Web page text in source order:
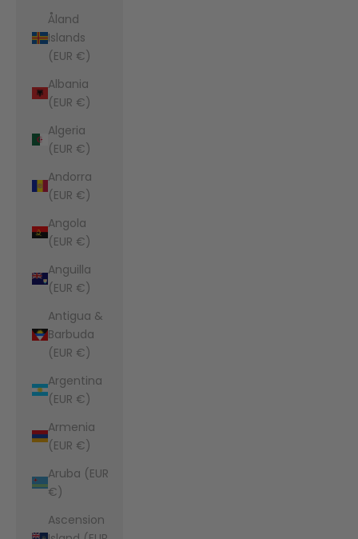
Åland
Islands
(EUR €)
Albania
(EUR €)
Algeria
(EUR €)
Andorra
(EUR €)
Angola
(EUR €)
Anguilla
(EUR €)
Antigua &
Barbuda
(EUR €)
Argentina
(EUR €)
Armenia
(EUR €)
Aruba (EUR
€)
Ascension